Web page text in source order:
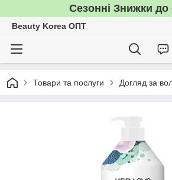
Сезонні Знижки до
Beauty Korea ОПТ
Товари та послуги Догляд за